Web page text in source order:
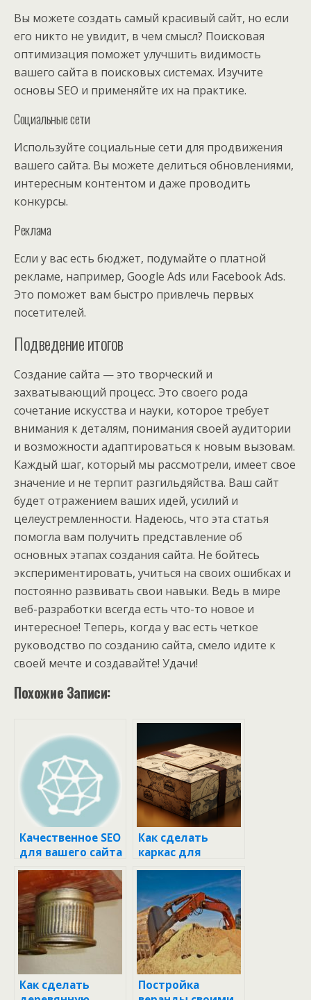
Вы можете создать самый красивый сайт, но если
его никто не увидит, в чем смысл? Поисковая
оптимизация поможет улучшить видимость
вашего сайта в поисковых системах. Изучите
основы SEO и применяйте их на практике.
Социальные сети
Используйте социальные сети для продвижения
вашего сайта. Вы можете делиться обновлениями,
интересным контентом и даже проводить
конкурсы.
Реклама
Если у вас есть бюджет, подумайте о платной
рекламе, например, Google Ads или Facebook Ads.
Это поможет вам быстро привлечь первых
посетителей.
Подведение итогов
Создание сайта — это творческий и
захватывающий процесс. Это своего рода
сочетание искусства и науки, которое требует
внимания к деталям, понимания своей аудитории
и возможности адаптироваться к новым вызовам.
Каждый шаг, который мы рассмотрели, имеет свое
значение и не терпит разгильдяйства. Ваш сайт
будет отражением ваших идей, усилий и
целеустремленности. Надеюсь, что эта статья
помогла вам получить представление об
основных этапах создания сайта. Не бойтесь
экспериментировать, учиться на своих ошибках и
постоянно развивать свои навыки. Ведь в мире
веб-разработки всегда есть что-то новое и
интересное! Теперь, когда у вас есть четкое
руководство по созданию сайта, смело идите к
своей мечте и создавайте! Удачи!
Похожие Записи:
Качественное SEO
для вашего сайта
Как сделать
каркас для
абажура: от идеи
до реализации
Как сделать
Постройка